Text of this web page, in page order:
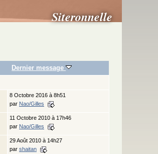
Siteronnelle
Dernier message
8 Octobre 2016 à 8h51
par Nao/Gilles
11 Octobre 2010 à 17h46
par Nao/Gilles
29 Août 2010 à 14h27
par shaitan